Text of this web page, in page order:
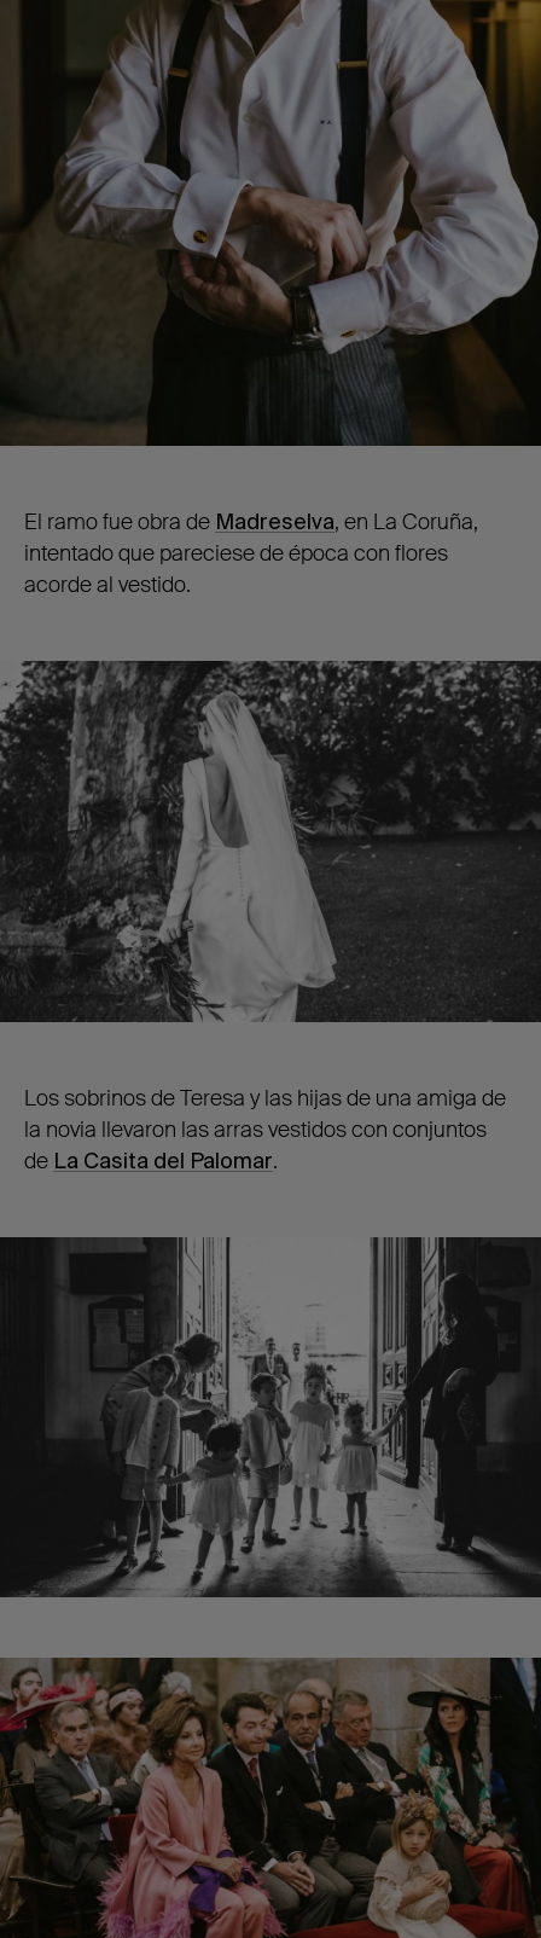
El ramo fue obra de Madreselva, en La Coruña,
intentado que pareciese de época con flores
acorde al vestido.
Los sobrinos de Teresa y las hijas de una amiga de
la novia llevaron las arras vestidos con conjuntos
de La Casita del Palomar.